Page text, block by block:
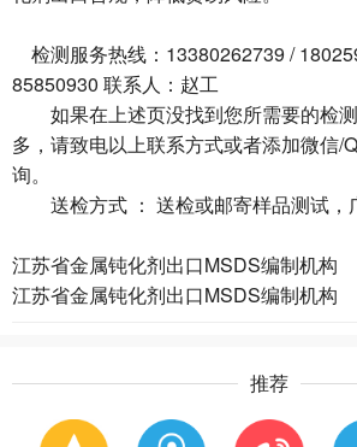
检测服务热线：13380262739 /
85850930 联系人：赵工
如果在上述页没找到您所需要的检
多，请致电以上联系方式或者添加微信/
询。
送检方式 ： 送检或邮寄样品测试，
江苏省金属钝化剂出口MSDS编制机构
江苏省金属钝化剂出口MSDS编制机构
推荐